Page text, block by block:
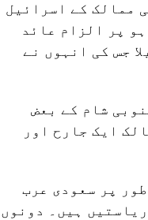
ممالک کے اسرائیل
پر الزام عائد
جس کی انہوں نے
شام کے بعض
ایک جارح اور
پر سعودی عرب
ہیں۔ دونوں